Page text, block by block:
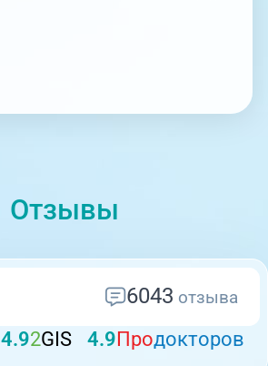
Отзывы
6043 отзыва
4.92GIS 4.9Продокторов